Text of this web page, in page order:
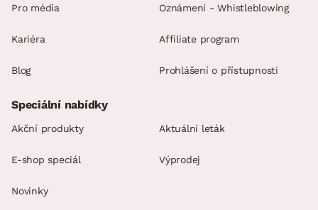
Pro média
Kariéra
Blog
Oznámení - Whistleblowing
Affiliate program
Prohlášení o přístupnosti
Speciální nabídky
Akční produkty Aktuální leták
E-shop speciál Výprodej
Novinky